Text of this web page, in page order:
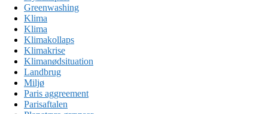
Greenwashing
Klima
Klima
Klimakollaps
Klimakrise
Klimanødsituation
Landbrug
Miljø
Paris aggreement
Parisaftalen